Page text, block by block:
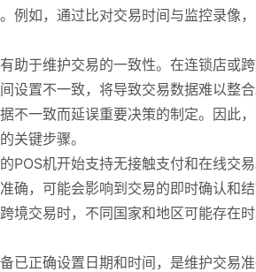
例如，通过比对交易时间与监控录像
助于维护交易的一致性。在连锁店或
设置不一致，将导致交易数据难以整
不一致而延误重要决策的制定。因此
关键步骤。
POS机开始支持无接触支付和在线交
确，可能会影响到交易的即时确认和
境交易时，不同国家和地区可能存在
已正确设置日期和时间，是维护交易